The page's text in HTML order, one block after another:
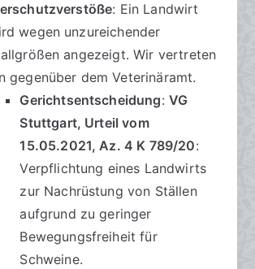
: Ein Landwirt
wegen unzureichender
angezeigt. Wir vertreten
gegenüber dem Veterinäramt.
Gerichtsentscheidung: VG
Stuttgart, Urteil vom
15.05.2021, Az. 4 K 789/20:
Verpflichtung eines Landwirts
zur Nachrüstung von Ställen
aufgrund zu geringer
Bewegungsfreiheit für
Schweine.